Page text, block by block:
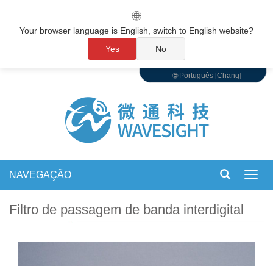
🌐 Português [Chang]
NAVEGAÇÃO
Filtro de passagem de banda interdigital
🌐
Your browser language is English, switch to English website?
Yes
No